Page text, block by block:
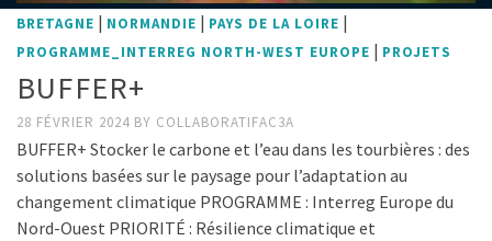
BRETAGNE | NORMANDIE | PAYS DE LA LOIRE |
PROGRAMME_INTERREG NORTH-WEST EUROPE | PROJETS
BUFFER+
28 FÉVRIER 2024 BY COLLABORATIFAC3A
BUFFER+ Stocker le carbone et l’eau dans les tourbières : des
solutions basées sur le paysage pour l’adaptation au
changement climatique PROGRAMME : Interreg Europe du
Nord-Ouest PRIORITÉ : Résilience climatique et